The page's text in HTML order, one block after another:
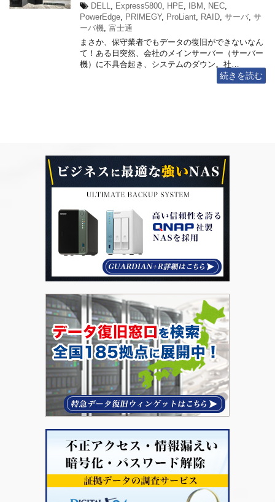
DELL
Express5800 HPE IBM NEC
PowerEdge
PRIMEGY, ProLiant RAID サーバ サ
ーバ機 富士通
まさか、保守業者でもデータの復旧ができないなん
て！ある日突然、会社のメインサーバー（サーバー
機）に不具合起き、システムのダウン。社…
続きを読む